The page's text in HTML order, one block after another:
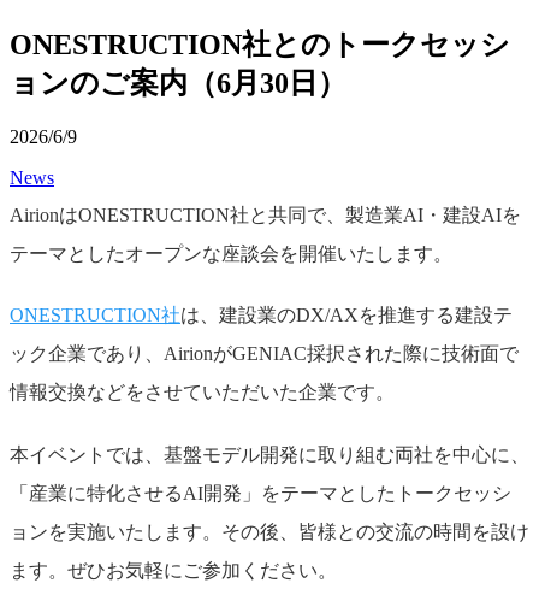
ONESTRUCTION社とのトークセッシ
ョンのご案内（6月30日）
2026/6/9
News
AirionはONESTRUCTION社と共同で、製造業AI・建設AIを
テーマとしたオープンな座談会を開催いたします。
ONESTRUCTION社は、建設業のDX/AXを推進する建設テ
ック企業であり、AirionがGENIAC採択された際に技術面で
情報交換などをさせていただいた企業です。
本イベントでは、基盤モデル開発に取り組む両社を中心に、
「産業に特化させるAI開発」をテーマとしたトークセッシ
ョンを実施いたします。その後、皆様との交流の時間を設け
ます。ぜひお気軽にご参加ください。